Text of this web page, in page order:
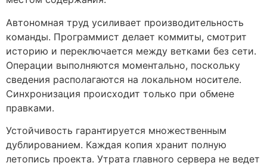
Автономная труд усиливает производительность
команды. Программист делает коммиты, смотрит
историю и переключается между ветками без сети.
Операции выполняются моментально, поскольку
сведения располагаются на локальном носителе.
Синхронизация происходит только при обмене
правками.
Устойчивость гарантируется множественным
дублированием. Каждая копия хранит полную
летопись проекта. Утрата главного сервера не ведет